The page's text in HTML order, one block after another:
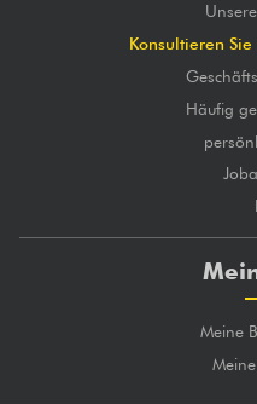
Konsultieren
Häufig
Meine